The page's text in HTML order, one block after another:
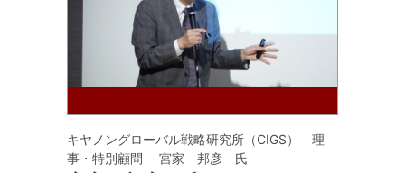
キヤノングローバル戦略研究所（CIGS） 理
事・特別顧問 宮家 邦彦 氏